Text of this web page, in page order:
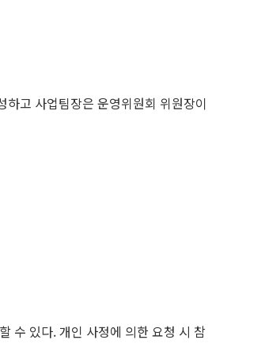
고 사업팀장은 운영위원회 위원장이
수 있다. 개인 사정에 의한 요청 시 참